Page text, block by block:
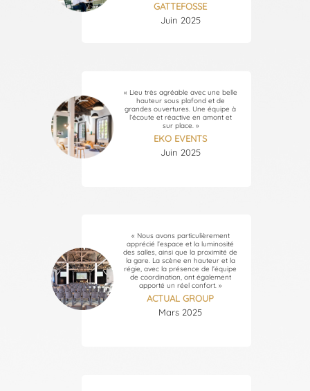
GATTEFOSSE
Juin 2025
« Lieu très agréable avec une belle
hauteur sous plafond et de
grandes ouvertures. Une équipe à
l’écoute et réactive en amont et
sur place. »
EKO EVENTS
Juin 2025
« Nous avons particulièrement
apprécié l’espace et la luminosité
des salles, ainsi que la proximité de
la gare. La scène en hauteur et la
régie, avec la présence de l’équipe
de coordination, ont également
apporté un réel confort. »
ACTUAL GROUP
Mars 2025